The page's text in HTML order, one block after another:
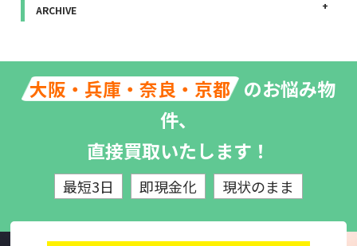
ARCHIVE
大阪・兵庫・奈良・京都 のお悩み物
件、
直接買取いたします！
最短3日 即現金化 現状のまま